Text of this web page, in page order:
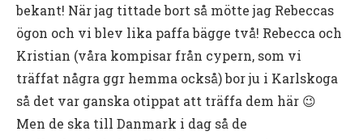
bekant! När jag tittade bort så mötte jag Rebeccas
ögon och vi blev lika paffa bägge två! Rebecca och
Kristian (våra kompisar från cypern, som vi
träffat några ggr hemma också) bor ju i Karlskoga
så det var ganska otippat att träffa dem här 😉
Men de ska till Danmark i dag så de